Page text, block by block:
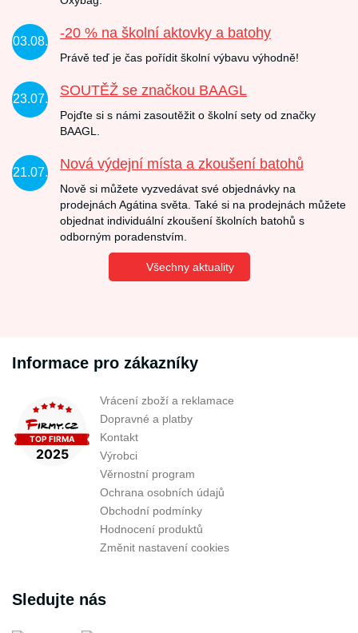
03.08.
-20 % na školní aktovky a batohy
Právě teď je čas pořídit školní výbavu výhodně!
23.07.
SOUTĚŽ se značkou BAAGL
Pojďte si s námi zasoutěžit o školní sety od značky
BAAGL.
21.07.
Nová výdejní místa a zkoušení batohů
Nově si můžete vyzvedávat své objednávky na
prodejnách Agátina světa. Také si na prodejnách můžete
objednat individuální zkoušení školních batohů s
odborným poradenstvím.
Všechny aktuality
Informace pro zákazníky
Vrácení zboží a reklamace
Dopravné a platby
Kontakt
Výrobci
Věrnostní program
Ochrana osobních údajů
Obchodní podmínky
Hodnocení produktů
Změnit nastavení cookies
Sledujte nás